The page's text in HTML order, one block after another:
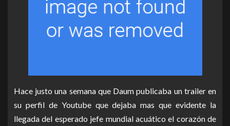
Hace justo una semana que Daum publicaba un trailer en
su perfil de Youtube que dejaba mas que evidente la
llegada del esperado jefe mundial acuático el corazón de